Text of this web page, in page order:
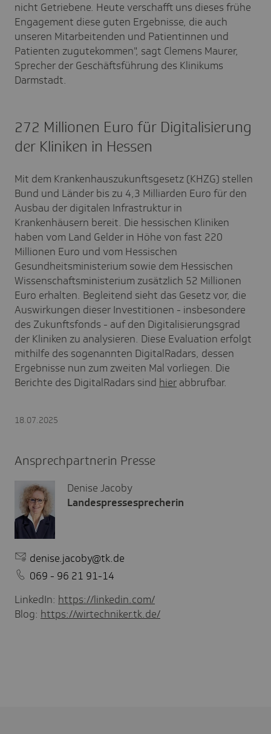
nicht Getriebene. Heute verschafft uns dieses frühe
Engagement diese guten Ergebnisse, die auch
unseren Mitarbeitenden und Patientinnen und
Patienten zugutekommen", sagt Clemens Maurer,
Sprecher der Geschäftsführung des Klinikums
Darmstadt.
272 Millionen Euro für Digitalisierung
der Kliniken in Hessen
Mit dem Krankenhauszukunftsgesetz (KHZG) stellen
Bund und Länder bis zu 4,3 Milliarden Euro für den
Ausbau der digitalen Infrastruktur in
Krankenhäusern bereit. Die hessischen Kliniken
haben vom Land Gelder in Höhe von fast 220
Millionen Euro und vom Hessischen
Gesundheitsministerium sowie dem Hessischen
Wissenschaftsministerium zusätzlich 52 Millionen
Euro erhalten. Begleitend sieht das Gesetz vor, die
Auswirkungen dieser Investitionen - insbesondere
des Zukunftsfonds - auf den Digitalisierungsgrad
der Kliniken zu analysieren. Diese Evaluation erfolgt
mithilfe des sogenannten DigitalRadars, dessen
Ergebnisse nun zum zweiten Mal vorliegen. Die
Berichte des DigitalRadars sind hier abbrufbar.
18.07.2025
Ansprechpartnerin Presse
Denise Jacoby
Landespressesprecherin
denise.jacoby@tk.de
069 - 96 21 91-14
LinkedIn: https://linkedin.com/
Blog: https://wirtechniker.tk.de/